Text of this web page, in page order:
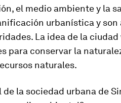
el medio ambiente y la
urbanística y son
La idea de la
para conservar la
naturales.
de la sociedad urbana de